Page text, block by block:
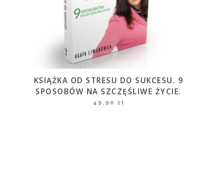
KSIĄŻKA OD STRESU DO SUKCESU. 9
SPOSOBÓW NA SZCZĘŚLIWE ŻYCIE.
49,90 zł